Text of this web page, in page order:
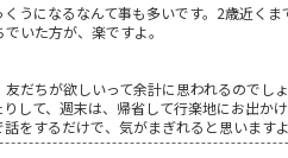
うになるなんて事も多いです。2歳近く
いた方が、楽ですよ。
だちが欲しいって余計に思われるのでしょ
して、週末は、帰省して行楽地にお出か
をするだけで、気がまぎれると思います